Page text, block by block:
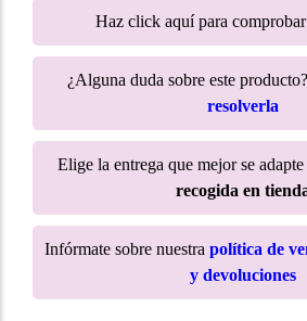
Haz click aquí para
¿Alguna duda sobre este producto?
resolverla
Elige la entrega que mejor se adapte
recogida en
Infórmate sobre nuestra política de
y devoluciones